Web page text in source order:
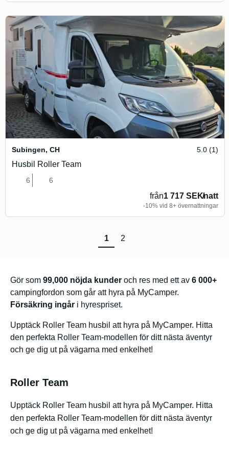
Subingen, CH 5.0 (1)
Husbil Roller Team
6 6
från1 717 SEK/natt
-10% vid 8+ övernattningar
1 2
Gör som 99,000 nöjda kunder och res med ett av 6 000+
campingfordon som går att hyra på MyCamper.
Försäkring ingår i hyrespriset.
Upptäck Roller Team husbil att hyra på MyCamper. Hitta
den perfekta Roller Team-modellen för ditt nästa äventyr
och ge dig ut på vägarna med enkelhet!
Roller Team
Upptäck Roller Team husbil att hyra på MyCamper. Hitta
den perfekta Roller Team-modellen för ditt nästa äventyr
och ge dig ut på vägarna med enkelhet!